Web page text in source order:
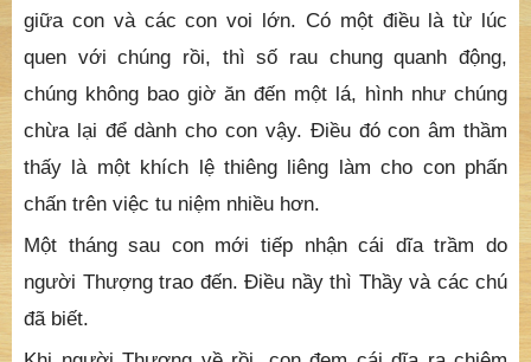
ăn sống, ăn luộc, hoặc nướng thì phồng lên như bánh
tráng rất thơm ngon. Có những lúc con đi hái rau gặp
số voi 5, 7 con, chúng cũng ăn bằng rau ranh trông
chúng rất hiền từ, khi chúng thấy con thì vòi hất lên
cao liền nghe những tiếng âm vang réo rắt như tuồng
tiếng sáo. Những chú voi con là gạch nối thân thiện
giữa con và các con voi lớn. Có một điều là từ lúc
quen với chúng rồi, thì số rau chung quanh động,
chúng không bao giờ ăn đến một lá, hình như chúng
chừa lại để dành cho con vậy. Điều đó con âm thầm